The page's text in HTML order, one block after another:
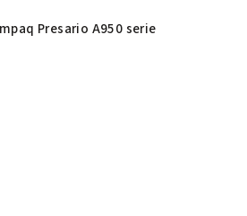
Presario A950 serie